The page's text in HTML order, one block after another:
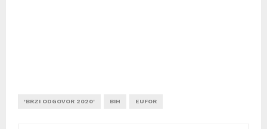
'BRZI ODGOVOR 2020' BIH EUFOR